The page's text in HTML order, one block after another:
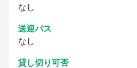
なし
送迎バス
なし
貸し切り可否